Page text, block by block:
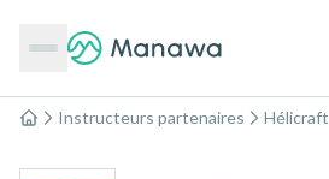
Accueil
Instructeurs partenaires Hélicraft